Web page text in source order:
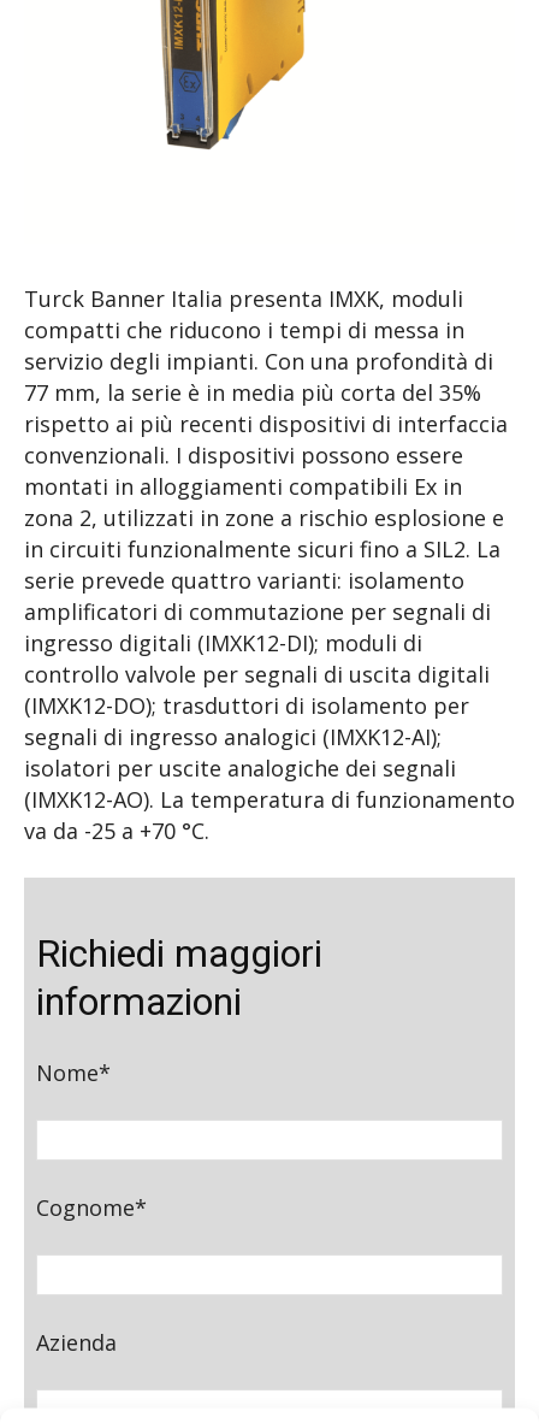
Turck Banner Italia presenta IMXK, moduli
compatti che riducono i tempi di messa in
servizio degli impianti. Con una profondità di
77 mm, la serie è in media più corta del 35%
rispetto ai più recenti dispositivi di interfaccia
convenzionali. I dispositivi possono essere
montati in alloggiamenti compatibili Ex in
zona 2, utilizzati in zone a rischio esplosione e
in circuiti funzionalmente sicuri fino a SIL2. La
serie prevede quattro varianti: isolamento
amplificatori di commutazione per segnali di
ingresso digitali (IMXK12-DI); moduli di
controllo valvole per segnali di uscita digitali
(IMXK12-DO); trasduttori di isolamento per
segnali di ingresso analogici (IMXK12-AI);
isolatori per uscite analogiche dei segnali
(IMXK12-AO). La temperatura di funzionamento
va da -25 a +70 °C.
Richiedi maggiori
informazioni
Nome*
Cognome*
Azienda